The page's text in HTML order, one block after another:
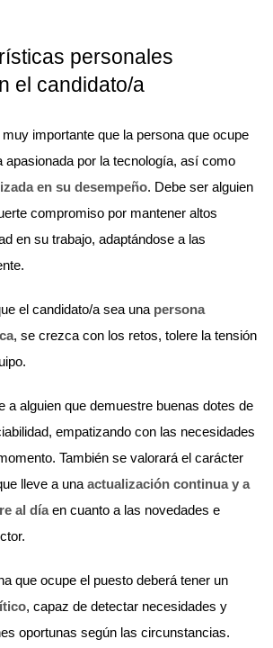
personales
el candidato/a
importante que la persona que ocupe
apasionada por la tecnología, así como
en su desempeño. Debe ser alguien
compromiso por mantener altos
en su trabajo, adaptándose a las
el candidato/a sea una persona
, se crezca con los retos, tolere la tensión
a alguien que demuestre buenas dotes de
empatizando con las necesidades
También se valorará el carácter
lleve a una actualización continua y a
al díaen cuanto a las novedades e
que ocupe el puesto deberá tener un
, capaz de detectar necesidades y
oportunas según las circunstancias.